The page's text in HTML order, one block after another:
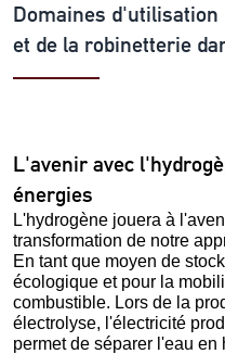
Domaines d'utilisation
et de la robinetterie
L'avenir avec
énergies
L'hydrogène jouera à
transformation de notre
En tant que moyen de
écologique et pour la
combustible. Lors de la
électrolyse, l'électricité
permet de séparer l'eau en